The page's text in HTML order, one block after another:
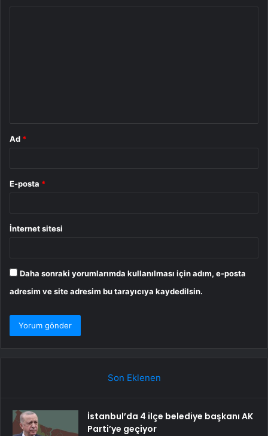
Ad *
E-posta *
İnternet sitesi
Daha sonraki yorumlarımda kullanılması için adım, e-posta
adresim ve site adresim bu tarayıcıya kaydedilsin.
Son Eklenen
İstanbul’da 4 ilçe belediye başkanı AK
Parti’ye geçiyor